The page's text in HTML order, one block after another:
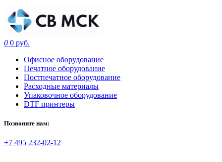
0 0 руб.
Офисное оборудование
Печатное оборудование
Постпечатное оборудование
Расходные материалы
Упаковочное оборудование
DTF принтеры
Позвоните нам:
+7 495 232-02-12